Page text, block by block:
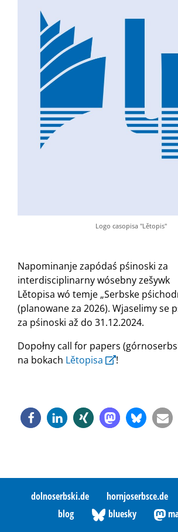
Logo casopisa "Lětopis"
Napominanje zapódaś pśinoski za
interdisciplinarny wósebny zešywk
Lětopisa wó temje „Serbske
(planowane za 2026). Wjaselimy se
za pśinoski až do 31.12.2024.
Dopołny call for papers
na bokach Lětopisa !
dolnoserbski.de hornjoserbsce.de
blog
bluesky